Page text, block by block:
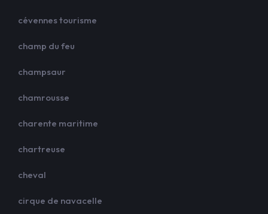
cévennes tourisme
champ du feu
champsaur
chamrousse
charente maritime
chartreuse
cheval
cirque de navacelle